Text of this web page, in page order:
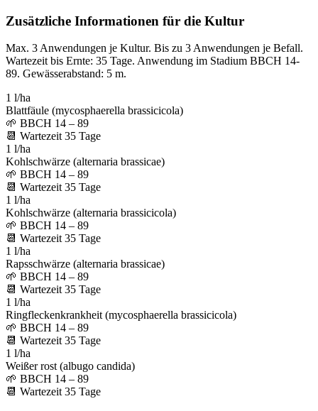
Zusätzliche Informationen für die Kultur
Max. 3 Anwendungen je Kultur. Bis zu 3 Anwendungen je Befall.
Wartezeit bis Ernte: 35 Tage. Anwendung im Stadium BBCH 14-
89. Gewässerabstand: 5 m.
1 l/ha
Blattfäule (mycosphaerella brassicicola)
🌱 BBCH 14 – 89
📆 Wartezeit 35 Tage
1 l/ha
Kohlschwärze (alternaria brassicae)
🌱 BBCH 14 – 89
📆 Wartezeit 35 Tage
1 l/ha
Kohlschwärze (alternaria brassicicola)
🌱 BBCH 14 – 89
📆 Wartezeit 35 Tage
1 l/ha
Rapsschwärze (alternaria brassicae)
🌱 BBCH 14 – 89
📆 Wartezeit 35 Tage
1 l/ha
Ringfleckenkrankheit (mycosphaerella brassicicola)
🌱 BBCH 14 – 89
📆 Wartezeit 35 Tage
1 l/ha
Weißer rost (albugo candida)
🌱 BBCH 14 – 89
📆 Wartezeit 35 Tage